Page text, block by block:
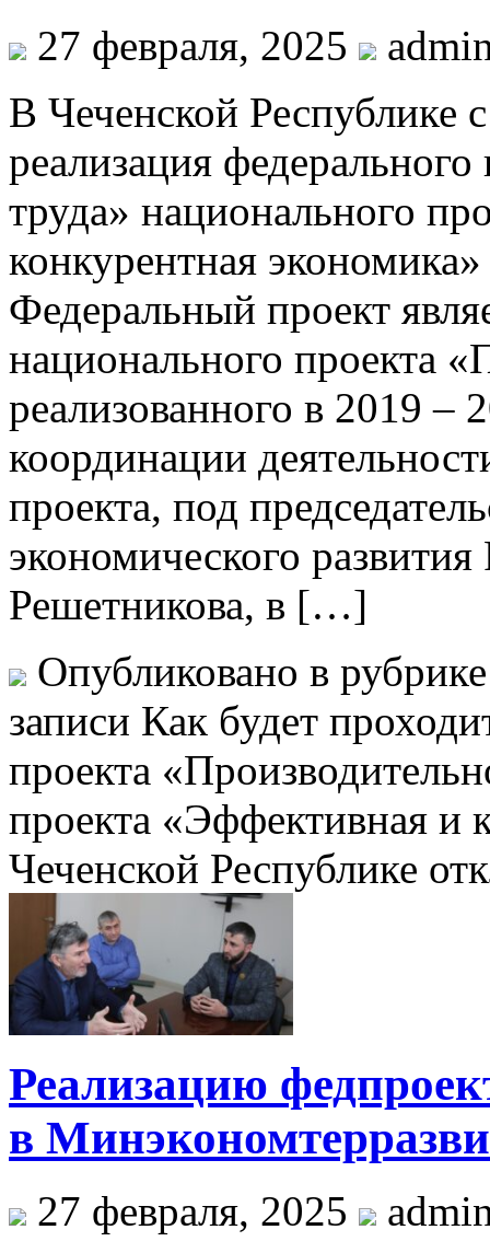
27 февраля, 2025
В Чеченской Республике
реализация
труда» национального
конкурентная
Федеральный проект
национального проекта
реализованного в 2019 –
координации
проекта, под
экономического
Решетникова, в […]
Опубликовано в
записи Как будет
проекта
проекта «Эффективная и
Чеченской Республике
Реализацию
в
27 февраля, 2025